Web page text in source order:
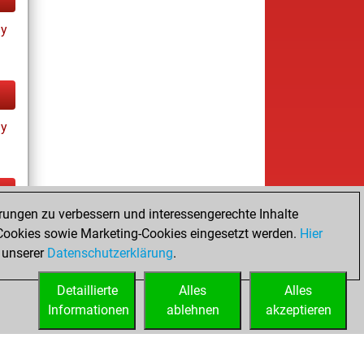
zu verbessern und interessengerechte Inhalte
sowie Marketing-Cookies eingesetzt werden. Hier
Datenschutzerklärung.
Alles
akzeptieren
Alles
ablehnen
Detaillierte
Informationen